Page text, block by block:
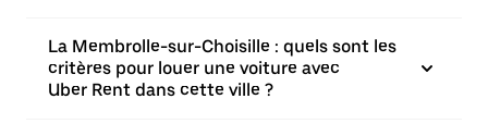
La Membrolle-sur-Choisille : quels sont les
critères pour louer une voiture avec
Uber Rent dans cette ville ?